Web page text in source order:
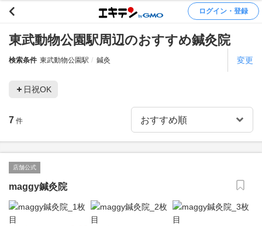
ログイン・登録
東武動物公園駅周辺のおすすめ鍼灸院
検索条件 東武動物公園駅 鍼灸 変更
日祝OK
7 件
店舗公式
maggy鍼灸院